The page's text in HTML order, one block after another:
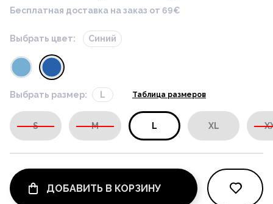
Бесплатная доставка на заказ от 69€
Выбрать цвет: Синий
Выбрать размер: L Таблица размеров
S M L XL
ДОБАВИТЬ В КОРЗИНУ